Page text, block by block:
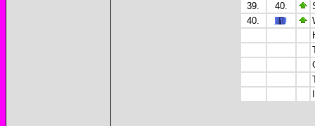
39.
40.
40.